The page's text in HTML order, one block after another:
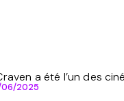
a été l’un des
06/2025